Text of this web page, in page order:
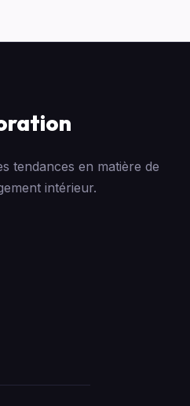
tendances en matière de
intérieur.